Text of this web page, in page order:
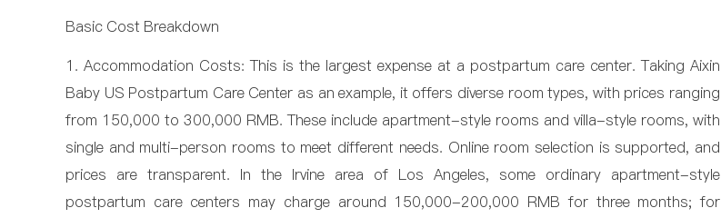
Basic Cost Breakdown
1. Accommodation Costs: This is the largest expense at a postpartum care center. Taking Aixin
Baby US Postpartum Care Center as an example, it offers diverse room types, with prices ranging
from 150,000 to 300,000 RMB. These include apartment-style rooms and villa-style rooms, with
single and multi-person rooms to meet different needs. Online room selection is supported, and
prices are transparent. In the Irvine area of ​​Los Angeles, some ordinary apartment-style
postpartum care centers may charge around 150,000-200,000 RMB for three months; for